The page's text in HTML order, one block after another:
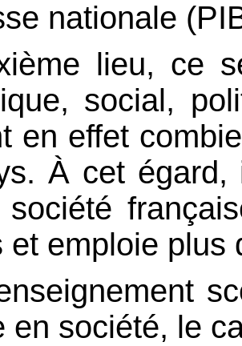
nationale
lieu, ce
social,
en effet
À cet égard,
et emploie plus
en société, le